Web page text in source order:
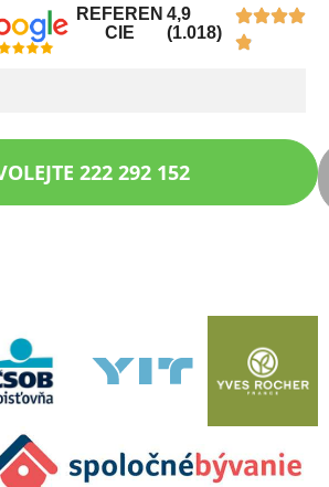
REFEREN
CIE
4,9
(1.018)
222 292 152